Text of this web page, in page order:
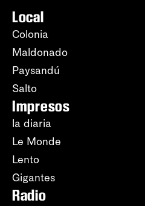
Local
Colonia
Maldonado
Paysandú
Salto
Impresos
la diaria
Le Monde
Lento
Gigantes
Radio